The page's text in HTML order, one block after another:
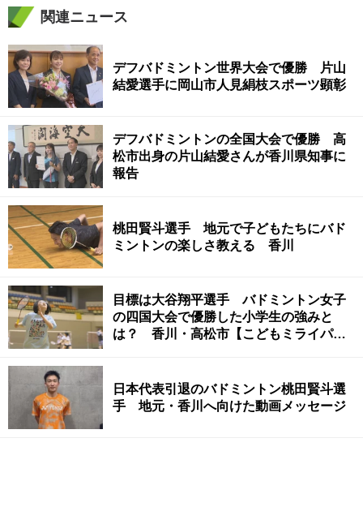
関連ニュース
デフバドミントン世界大会で優勝 片山
結愛選手に岡山市人見絹枝スポーツ顕彰
デフバドミントンの全国大会で優勝 高
松市出身の片山結愛さんが香川県知事に
報告
桃田賢斗選手 地元で子どもたちにバド
ミントンの楽しさ教える 香川
目標は大谷翔平選手 バドミントン女子
の四国大会で優勝した小学生の強みと
は？ 香川・高松市【こどもミライパー
日本代表引退のバドミントン桃田賢斗選
手 地元・香川へ向けた動画メッセージ